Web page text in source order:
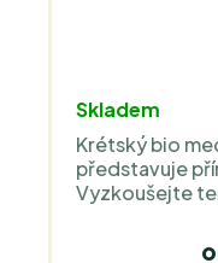
Skladem
Krétský bio
představuje
Vyzkoušejte